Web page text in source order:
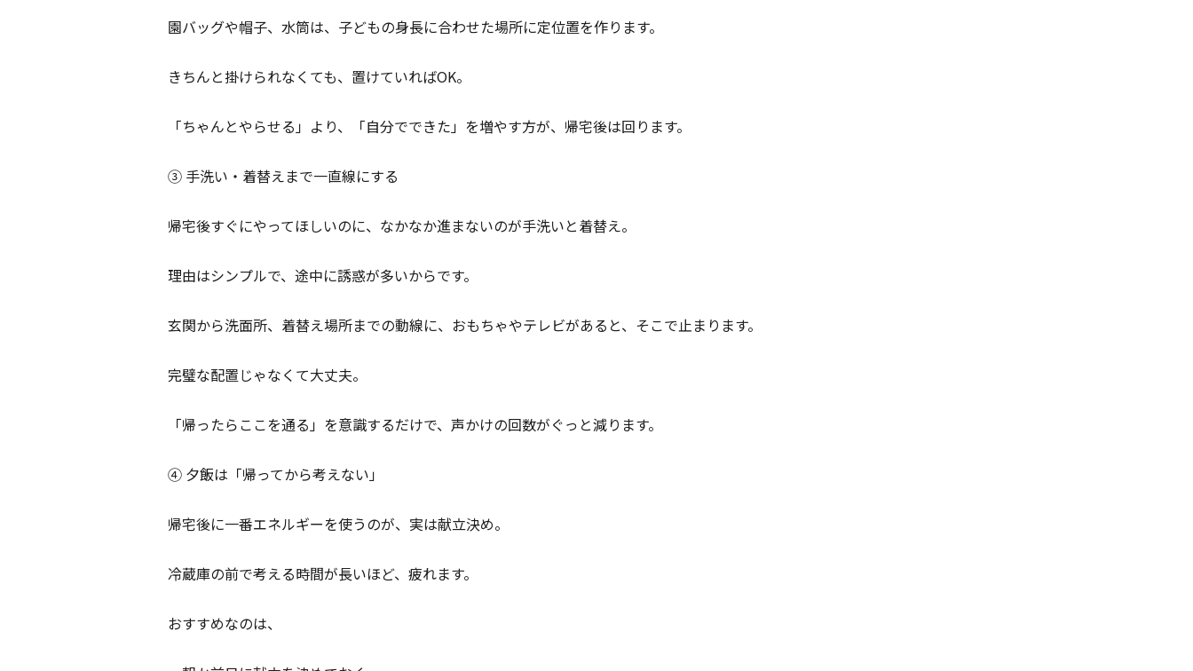
園バッグや帽子、水筒は、子どもの身長に合わせた場所に定位置を作ります。
きちんと掛けられなくても、置けていればOK。
「ちゃんとやらせる」より、「自分でできた」を増やす方が、帰宅後は回ります。
③ 手洗い・着替えまで一直線にする
帰宅後すぐにやってほしいのに、なかなか進まないのが手洗いと着替え。
理由はシンプルで、途中に誘惑が多いからです。
玄関から洗面所、着替え場所までの動線に、おもちゃやテレビがあると、そこで止まります。
完璧な配置じゃなくて大丈夫。
「帰ったらここを通る」を意識するだけで、声かけの回数がぐっと減ります。
④ 夕飯は「帰ってから考えない」
帰宅後に一番エネルギーを使うのが、実は献立決め。
冷蔵庫の前で考える時間が長いほど、疲れます。
おすすめなのは、